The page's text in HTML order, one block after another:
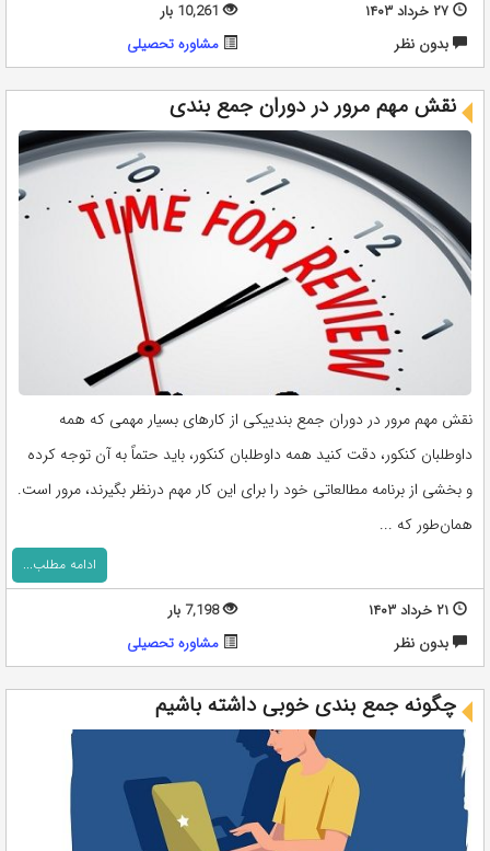
۲۷ خرداد ۱۴۰۳
10,261 بار
بدون نظر
مشاوره تحصيلی
نقش مهم مرور در دوران جمع بندی
نقش مهم مرور در دوران جمع بندییکی از کارهای بسیار مهمی که همه
داوطلبان کنکور، دقت کنید همه داوطلبان کنکور، باید حتماً به آن توجه کرده
و بخشی از برنامه مطالعاتی خود را برای این کار مهم درنظر بگیرند، مرور است.
همان‌طور که ...
ادامه مطلب...
۲۱ خرداد ۱۴۰۳
7,198 بار
بدون نظر
مشاوره تحصيلی
چگونه جمع بندی خوبی داشته باشیم